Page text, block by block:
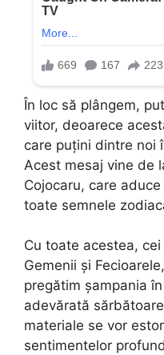
În loc să plângem,
viitor, deoarece
care puțini dintre noi
Acest mesaj vine de
Cojocaru, care
toate semnele
Cu toate acestea,
Gemenii și
pregătim șampania
adevărată
materiale se vor
sentimentelor